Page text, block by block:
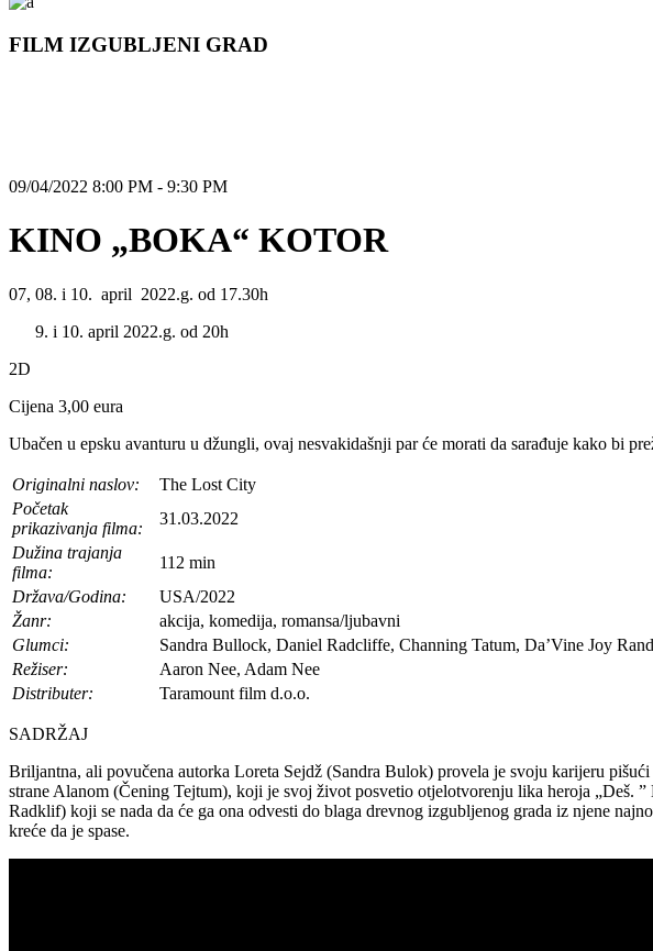
FILM IZGUBLJENI GRAD
09/04/2022 8:00 PM - 9:30 PM
KINO „BOKA“ KOTOR
07, 08. i 10. april 2022.g. od 17.30h
i 10. april 2022.g. od 20h
2D
Cijena 3,00 eura
Ubačen u epsku avanturu u džungli, ovaj nesvakidašnji par će morati da sarađuje kako bi
Originalni naslov:
The Lost City
Početak
prikazivanja filma:
31.03.2022
Dužina trajanja
filma:
112 min
Država/Godina:
USA/2022
Žanr:
akcija, komedija, romansa/ljubavni
Glumci:
Sandra Bullock, Daniel Radcliffe, Channing Tatum, Da’Vine Joy
Režiser:
Aaron Nee, Adam Nee
Distributer:
Taramount film d.o.o.
SADRŽAJ
Briljantna, ali povučena autorka Loreta Sejdž (Sandra Bulok) provela je svoju karijeru
strane Alanom (Čening Tejtum), koji je svoj život posvetio otjelotvorenju lika heroja
Radklif) koji se nada da će ga ona odvesti do blaga drevnog izgubljenog grada iz njene
kreće da je spase.